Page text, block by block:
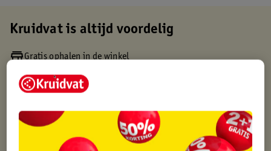
Kruidvat is altijd voordelig
Gratis ophalen in de winkel
Gratis thuisbezorgd vanaf 50.00
Gratis punten met je Kruidvat kaart